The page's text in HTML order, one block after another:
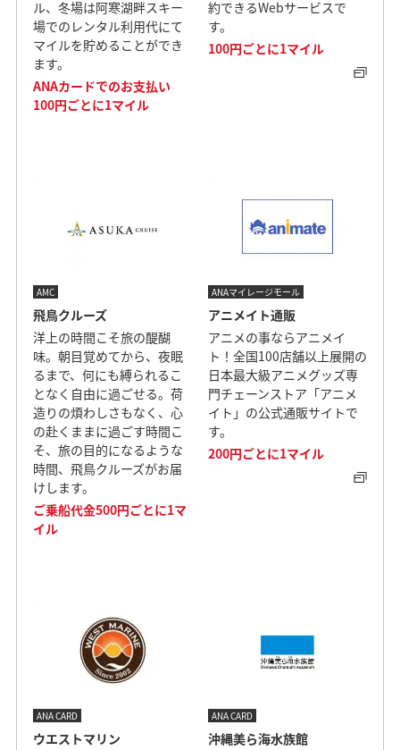
ル、冬場は阿寒湖畔スキー
場でのレンタル利用代にて
マイルを貯めることができ
ます。
ANAカードでのお支払い
100円ごとに1マイル
約できるWebサービスで
す。
100円ごとに1マイル
AMC
飛鳥クルーズ
洋上の時間こそ旅の醍醐
味。朝目覚めてから、夜眠
るまで、何にも縛られるこ
となく自由に過ごせる。荷
造りの煩わしさもなく、心
の赴くままに過ごす時間こ
そ、旅の目的になるような
時間、飛鳥クルーズがお届
けします。
ご乗船代金500円ごとに1マ
イル
ANAマイレージモール
アニメイト通販
アニメの事ならアニメイ
ト！全国100店舗以上展開の
日本最大級アニメグッズ専
門チェーンストア「アニメ
イト」の公式通販サイトで
す。
200円ごとに1マイル
ANA CARD
ウエストマリン
ANA CARD
沖縄美ら海水族館